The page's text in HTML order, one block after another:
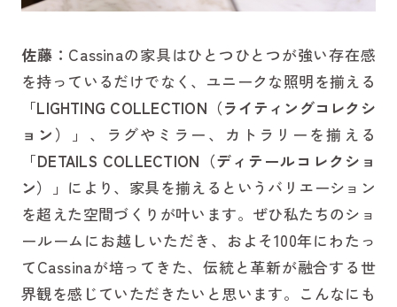
佐藤： Cassinaの家具はひとつひとつが強い存在感
を持っているだけでなく、ユニークな照明を揃える
「LIGHTING COLLECTION（ライティングコレクシ
ョン）
」、ラグやミラー、カトラリーを揃える
「DETAILS COLLECTION（ディテールコレクショ
ン）
」により、家具を揃えるというバリエーション
を超えた空間づくりが叶います。ぜひ私たちのショ
ールームにお越しいただき、およそ100年にわたっ
てCassinaが培ってきた、伝統と革新が融合する世
界観を感じていただきたいと思います。こんなにも